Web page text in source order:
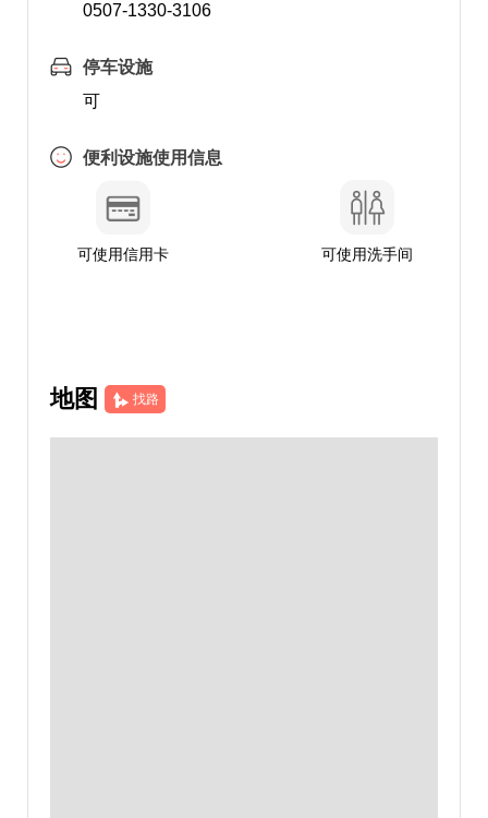
0507-1330-3106
停车设施
可
便利设施使用信息
可使用信用卡 可使用洗手间
地图 找路